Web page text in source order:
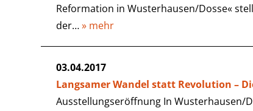
Reformation in Wusterhausen/Dosse«
der…» mehr
03.04.2017
Langsamer Wandel statt Revolution –
Ausstellungseröffnung In Wusterhausen/